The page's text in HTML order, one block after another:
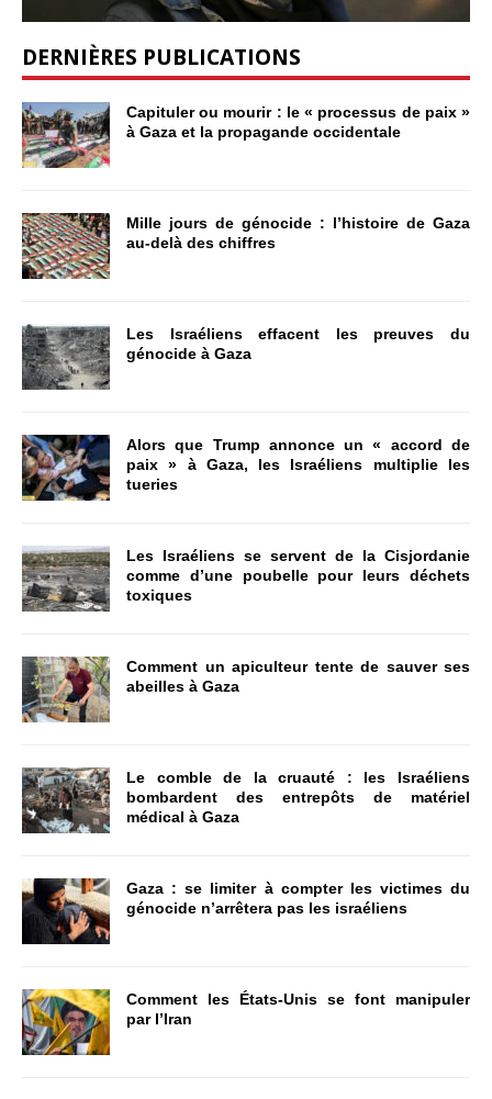
DERNIÈRES PUBLICATIONS
Capituler ou mourir : le « processus de paix »
à Gaza et la propagande occidentale
Mille jours de génocide : l’histoire de Gaza
au-delà des chiffres
Les Israéliens effacent les preuves du
génocide à Gaza
Alors que Trump annonce un « accord de
paix » à Gaza, les Israéliens multiplie les
tueries
Les Israéliens se servent de la Cisjordanie
comme d’une poubelle pour leurs déchets
toxiques
Comment un apiculteur tente de sauver ses
abeilles à Gaza
Le comble de la cruauté : les Israéliens
bombardent des entrepôts de matériel
médical à Gaza
Gaza : se limiter à compter les victimes du
génocide n’arrêtera pas les israéliens
Comment les États-Unis se font manipuler
par l’Iran